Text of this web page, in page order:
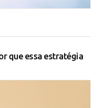
que essa estratégia